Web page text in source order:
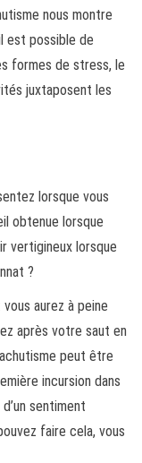
nous montre
est possible de
formes de stress, le
juxtaposent les
lorsque vous
obtenue lorsque
vertigineux lorsque
?
aurez à peine
après votre saut en
peut être
incursion dans
sentiment
faire cela, vous